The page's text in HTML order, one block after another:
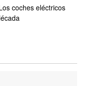
coches eléctricos